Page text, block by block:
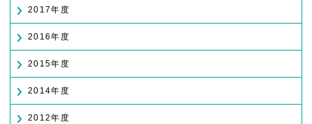
2017年度
2016年度
2015年度
2014年度
2012年度